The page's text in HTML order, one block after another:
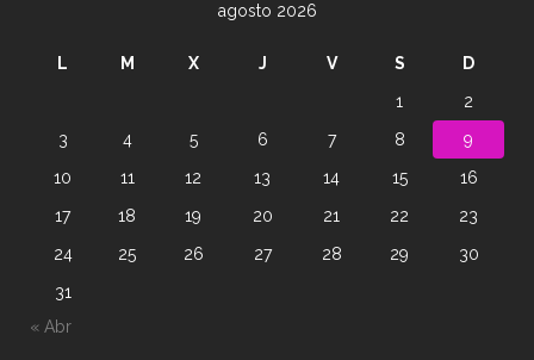
agosto 2026
L M X J V S
D
1
2
3
4 5 6 7 8
9
10
11 12 13 14 15
16
17
18 19 20 21 22
23
24
25 26 27 28 29
30
31
« Abr